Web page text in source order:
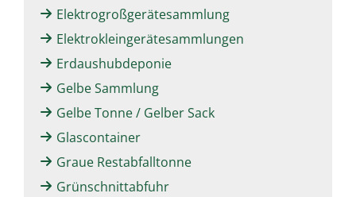
Elektrogroßgerätesammlung
Elektrokleingerätesammlungen
Erdaushubdeponie
Gelbe Sammlung
Gelbe Tonne / Gelber Sack
Glascontainer
Graue Restabfalltonne
Grünschnittabfuhr